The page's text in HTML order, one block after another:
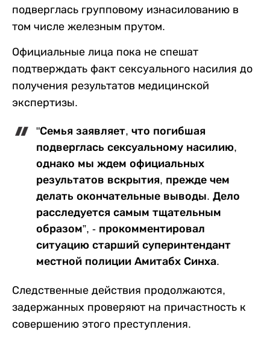
подверглась групповому изнасилованию в
том числе железным прутом.
Официальные лица пока не спешат
подтверждать факт сексуального насилия до
получения результатов медицинской
экспертизы.
"Семья заявляет, что погибшая
подверглась сексуальному насилию,
однако мы ждем официальных
результатов вскрытия, прежде чем
делать окончательные выводы. Дело
расследуется самым тщательным
образом”, - прокомментировал
ситуацию старший суперинтендант
местной полиции Амитабх Синха.
Следственные действия продолжаются,
задержанных проверяют на причастность к
совершению этого преступления.